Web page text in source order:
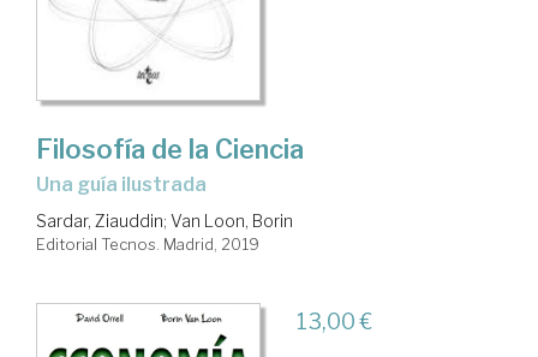
Filosofía de la Ciencia
una guía ilustrada
Sardar, Ziauddin; Van Loon, Borin
Editorial Tecnos. Madrid, 2019
13,00 €